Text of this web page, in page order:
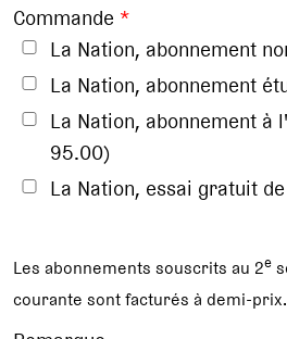
Commande *
La Nation, abonnement
La Nation, abonnement
La Nation, abonnement à
95.00)
La Nation, essai gratuit
Les abonnements souscrits au 2e
courante sont facturés à demi-prix.